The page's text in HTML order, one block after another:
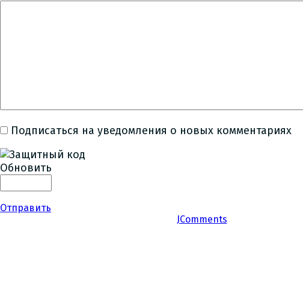
Подписаться на уведомления о новых комментариях
Обновить
Отправить
JComments